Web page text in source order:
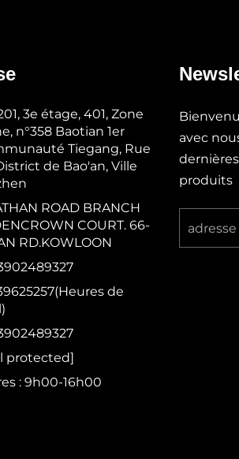
3e étage, 401, Zone
n°358 Baotian 1er
Tiegang, Rue
de Bao'an, Ville
ROAD BRANCH
COURT. 66-
RD.KOWLOON
de
protected]
: 9h00-16h00
avec
produits